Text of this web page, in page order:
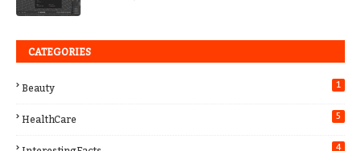
CATEGORIES
Beauty
1
HealthCare 5